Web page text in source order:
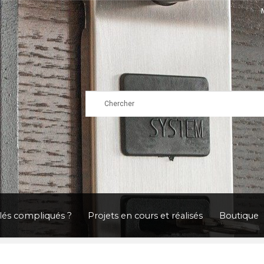
compliqués ? Projets en cours et réalisés Boutique